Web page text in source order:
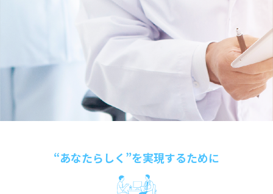
保因者かどうかを調べるには
こんなときどうする？
血友病Bならではの困りごとは？
治療の進歩で、患者さんも長く生きられるようになっていま
すが、そのことによる心配ごとはありますか？
留学してみてどうだった？
働く上で、大変に思っていることは？
み重ねて新しい行動を身に付ける方法
ステージ4-1 社会への適応 日々のストレスに対処する方法
ステージ4-2 社会への適応 成長に向けてチャレンジするコ
ステージ4-3 社会への適応 人とのつながりを大切にするこ
ステージ5-1 病気との共生と自己実現 人を育てたり誰かの
役に立てたりすること
スポーツを始めよう
整形外科とリハビリテーション
血友病サポートチーム
暮らしのヒント（仕事・結婚）
暮らしのヒント（医療費助成制度）
血友病サポートチーム
今から始める定期補充療法
暮らしのヒント（訪問看護）
暮らしのヒント（チーム医療）
暮らしのヒント（歯の健康）
血友病サポートチーム
“あなたらしく”を実現するために